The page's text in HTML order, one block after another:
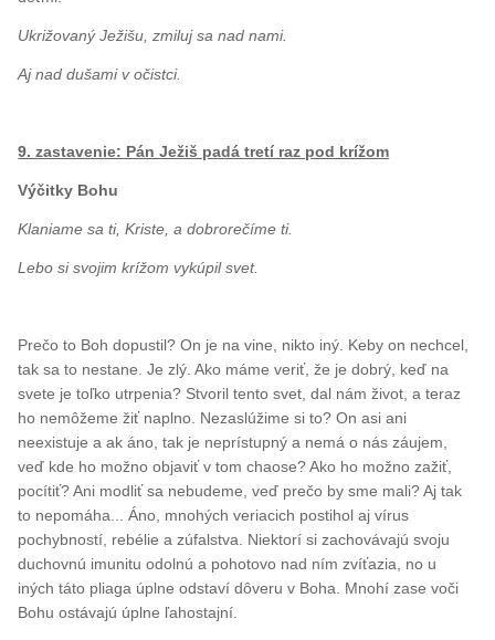
Ukrižovaný Ježišu, zmiluj sa nad nami.
Aj nad dušami v očistci.
9. zastavenie: Pán Ježiš padá tretí raz pod krížom
Výčitky Bohu
Klaniame sa ti, Kriste, a dobrorečíme ti.
Lebo si svojim krížom vykúpil svet.
Prečo to Boh dopustil? On je na vine, nikto iný. Keby on nechcel,
tak sa to nestane. Je zlý. Ako máme veriť, že je dobrý, keď na
svete je toľko utrpenia? Stvoril tento svet, dal nám život, a teraz
ho nemôžeme žiť naplno. Nezaslúžime si to? On asi ani
neexistuje a ak áno, tak je neprístupný a nemá o nás záujem,
veď kde ho možno objaviť v tom chaose? Ako ho možno zažiť,
pocítiť? Ani modliť sa nebudeme, veď prečo by sme mali? Aj tak
to nepomáha... Áno, mnohých veriacich postihol aj vírus
pochybností, rebélie a zúfalstva. Niektorí si zachovávajú svoju
duchovnú imunitu odolnú a pohotovo nad ním zvíťazia, no u
iných táto pliaga úplne odstaví dôveru v Boha. Mnohí zase voči
Bohu ostávajú úplne ľahostajní.